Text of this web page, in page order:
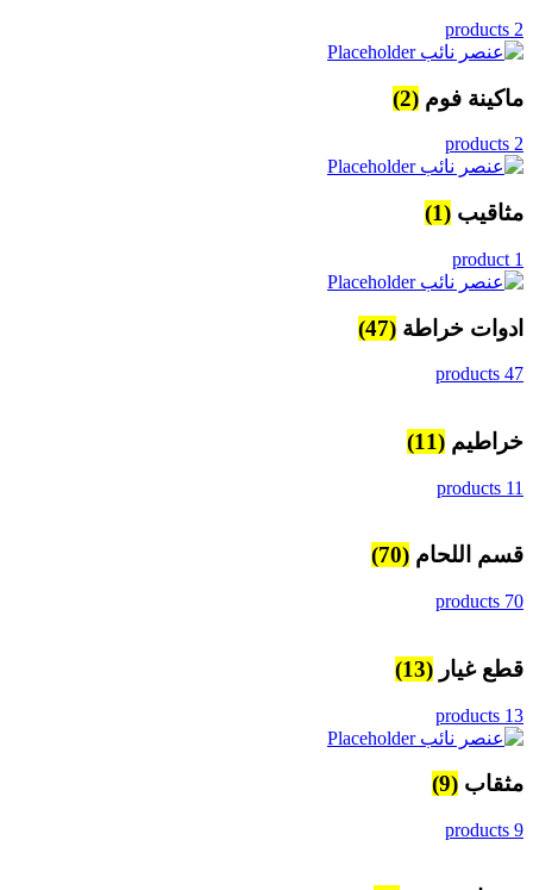
2 products
ماكينة فوم (2)
2 products
مثاقيب (1)
1 product
ادوات خراطة (47)
47 products
خراطيم (11)
11 products
قسم اللحام (70)
70 products
قطع غيار (13)
13 products
مثقاب (9)
9 products